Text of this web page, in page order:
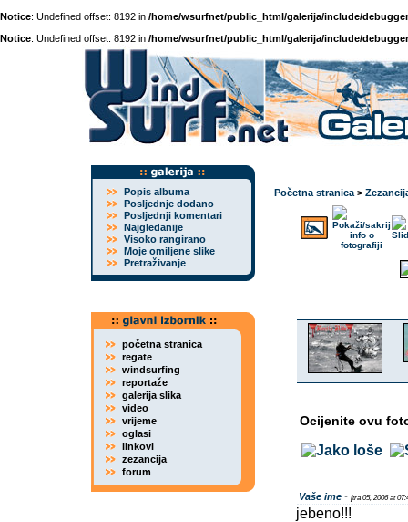
Notice: Undefined offset: 8192 in /home/wsurfnet/public_html/galerija/include/
Notice: Undefined offset: 8192 in /home/wsurfnet/public_html/galerija/include/
Popis albuma
Posljednje dodano
Posljednji komentari
Najgledanije
Visoko rangirano
Moje omiljene slike
Pretraživanje
početna stranica
regate
windsurfing
reportaže
galerija slika
video
vrijeme
oglasi
linkovi
zezancija
forum
Početna stranica >
Ocijenite ovu
Vaše ime - [tra 05, 2006 at
jebeno!!!